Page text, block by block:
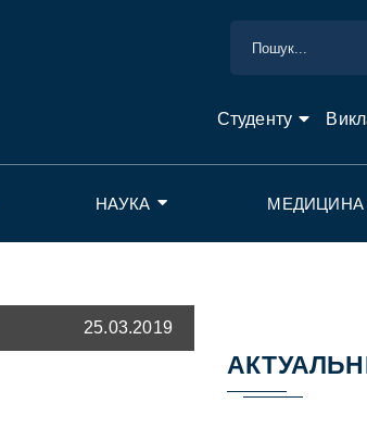
Студенту
НАУКА МЕДИЦИНА
25.03.2019